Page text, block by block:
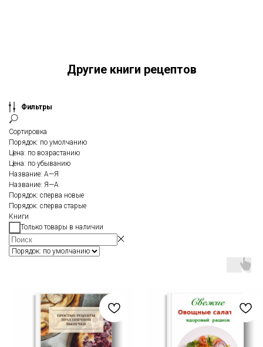
Другие книги рецептов
Фильтры
Сортировка
Порядок: по умолчанию
Цена: по возрастанию
Цена: по убыванию
Название: А—Я
Название: Я—А
Порядок: сперва новые
Порядок: сперва старые
Книги
Только товары в наличии